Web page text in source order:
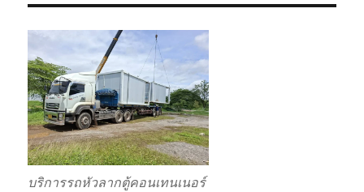
บริการรถหัวลากตู้คอนเทนเนอร์